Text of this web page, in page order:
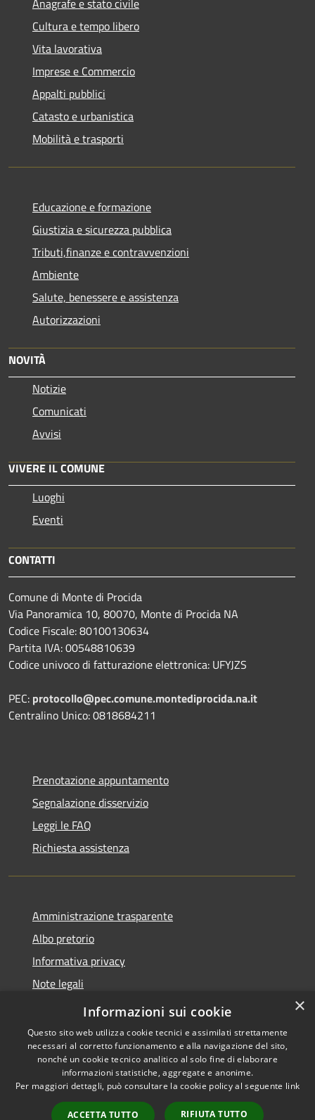
Anagrafe e stato civile
Cultura e tempo libero
Vita lavorativa
Imprese e Commercio
Appalti pubblici
Catasto e urbanistica
Mobilità e trasporti
Educazione e formazione
Giustizia e sicurezza pubblica
Tributi,finanze e contravvenzioni
Ambiente
Salute, benessere e assistenza
Autorizzazioni
NOVITÀ
Notizie
Comunicati
Avvisi
VIVERE IL COMUNE
Luoghi
Eventi
CONTATTI
Comune di Monte di Procida
Via Panoramica 10, 80070, Monte di Procida NA
Codice Fiscale: 80100130634
Partita IVA: 00548810639
Codice univoco di fatturazione elettronica: UFYJZS
PEC: protocollo@pec.comune.montediprocida.na.it
Centralino Unico:0818684211
Prenotazione appuntamento
Segnalazione disservizio
Leggi le FAQ
Richiesta assistenza
Amministrazione trasparente
Albo pretorio
Informativa privacy
Note legali
Dichiarazione di accessibilità
Accessibilità
Copyright © 2026 • Comune di
Monte di Procida • Powered by
Municipium• Accesso
×
Informazioni sui cookie
Questo sito web utilizza cookie tecnici e assimilati strettamente
necessari al corretto funzionamento e alla navigazione del sito,
nonché un cookie tecnico analitico al solo fine di elaborare
informazioni statistiche, aggregate e anonime.
Per maggiori dettagli, può consultare la cookie policy al seguente link
ACCETTA TUTTO RIFIUTA TUTTO